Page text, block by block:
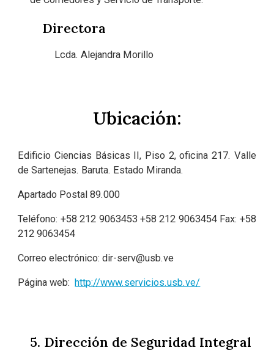
Directora
Lcda. Alejandra Morillo
Ubicación:
Edificio Ciencias Básicas II, Piso 2, oficina 217. Valle
de Sartenejas. Baruta. Estado Miranda.
Apartado Postal 89.000
Teléfono: +58 212 9063453 +58 212 9063454 Fax: +58
212 9063454
Correo electrónico:dir-serv@usb.ve
Página web:http://www.servicios.usb.ve/
5. Dirección de Seguridad Integral